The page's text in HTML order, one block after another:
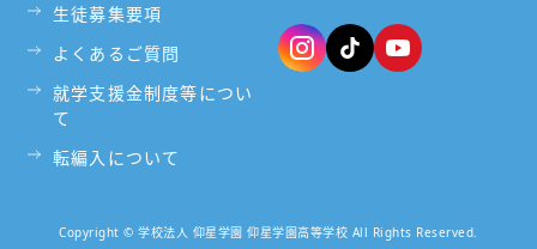
生徒募集要項
よくあるご質問
就学支援金制度等につい
て
転編入について
Copyright © 学校法人 仰星学園 仰星学園高等学校 All Rights Reserved.